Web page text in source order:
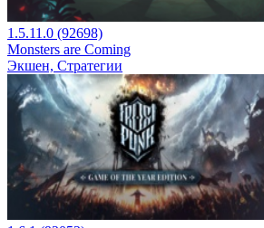
1.5.11.0 (92698)
Monsters are Coming
Экшен, Стратегии